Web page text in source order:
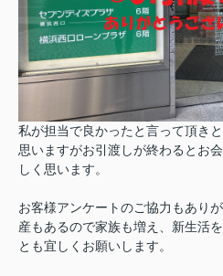
私が担当で良かったと言って頂き
思いますがお引渡しが終わるとお
しく思います。
お客様アンケートのご協力もありが
産もあるので家族も増え、新生活
とも宜しくお願いします。